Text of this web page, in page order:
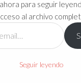
Directorio
para seguir
al archivo
Seguir leyendo